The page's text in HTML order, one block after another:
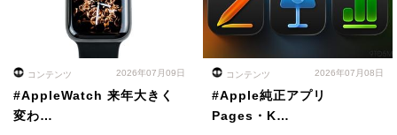
コンテンツ 2026年07月09日
#AppleWatch 来年大きく
変わ…
コンテンツ 2026年07月08日
#Apple純正アプリ
Pages・K…